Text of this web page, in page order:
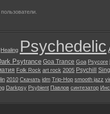
Healing Psychedelic
Psytrance Goa Trance Goa Psycore
Folk Rock art rock 2005 Psychill
2010 Скачать idm Trip-Hop smooth jazz
Darkpsy Psybient Павлов синтезатор